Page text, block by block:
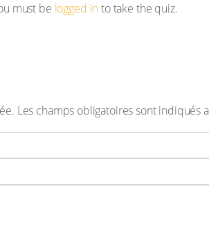
must be logged into take the quiz.
Les champs obligatoires sont indiqués